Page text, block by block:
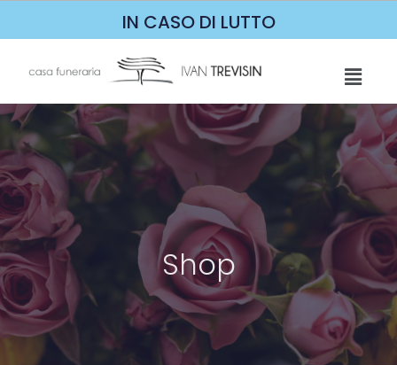
IN CASO DI LUTTO
Shop